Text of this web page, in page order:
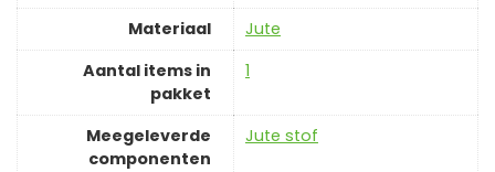
Materiaal
‎Jute
Aantal items in
pakket
‎1
Meegeleverde
componenten
‎Jute stof